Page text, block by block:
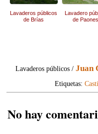
Lavaderos públicos
de Brías
Lavadero
de Paones
Lavaderos públicos /Juan
Etiquetas:
No hay